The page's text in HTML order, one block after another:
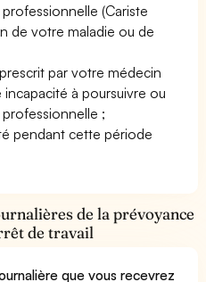
(Cariste
de votre maladie ou de
par votre médecin
à poursuivre ou
;
pendant cette période
de la prévoyance
de travail
que vous recevrez